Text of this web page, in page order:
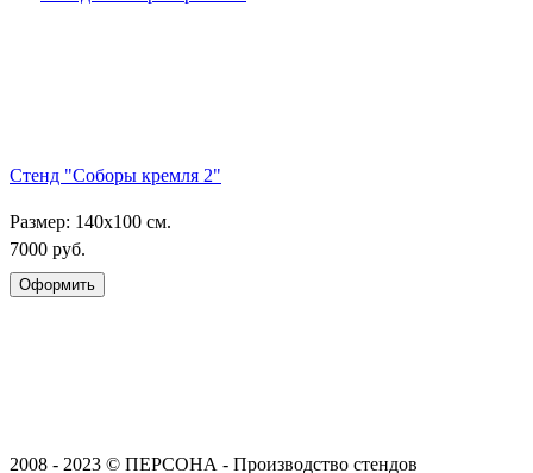
Стенд "Соборы кремля 2"
Размер: 140х100 см.
7000 руб.
2008 - 2023 © ПЕРСОНА - Производство стендов